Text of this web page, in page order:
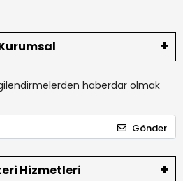
haberdar olmak
Gönder
Hizmetleri